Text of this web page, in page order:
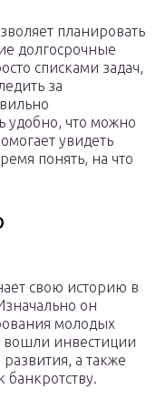
планировать
долгосрочные
списками задач,
за
удобно, что можно
увидеть
понять, на что
свою историю в
он
молодых
вошли инвестиции
а также